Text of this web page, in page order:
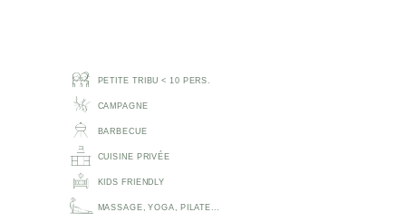
PETITE TRIBU < 10 PERS.
CAMPAGNE
BARBECUE
CUISINE PRIVÉE
KIDS FRIENDLY
MASSAGE, YOGA, PILATE...